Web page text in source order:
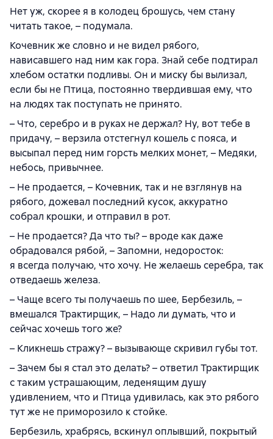
Нет уж, скорее я в колодец брошусь, чем стану
читать такое, – подумала.
Кочевник же словно и не видел рябого,
нависавшего над ним как гора. Знай себе подтирал
хлебом остатки подливы. Он и миску бы вылизал,
если бы не Птица, постоянно твердившая ему, что
на людях так поступать не принято.
– Что, серебро и в руках не держал? Ну, вот тебе в
придачу, – верзила отстегнул кошель с пояса, и
высыпал перед ним горсть мелких монет, – Медяки,
небось, привычнее.
– Не продается, – Кочевник, так и не взглянув на
рябого, дожевал последний кусок, аккуратно
собрал крошки, и отправил в рот.
– Не продается? Да что ты? – вроде как даже
обрадовался рябой, – Запомни, недоросток:
я всегда получаю, что хочу. Не желаешь серебра, так
отведаешь железа.
– Чаще всего ты получаешь по шее, Бербезиль, –
вмешался Трактирщик, – Надо ли думать, что и
сейчас хочешь того же?
– Кликнешь стражу? – вызывающе скривил губы тот.
– Зачем бы я стал это делать? – ответил Трактирщик
с таким устрашающим, леденящим душу
удивлением, что и Птица удивилась, как это рябого
тут же не приморозило к стойке.
Бербезиль, храбрясь, вскинул оплывший, покрытый